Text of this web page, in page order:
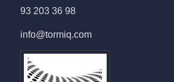
93 203 36 98
info@tormiq.com